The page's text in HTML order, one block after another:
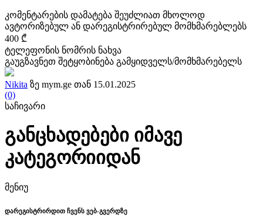
კომენტარების დამატება შეუძლიათ მხოლოდ
ავტორიზებულ ან დარეგისტრირებულ მომხმარებლებს
400 ₾
ტელეფონის ნომრის ნახვა
გაუგზავნეთ შეტყობინება გამყიდველს/მომხმარებელს
Nikita ზე mym.ge თან 15.01.2025
(0)
საჩივარი
განცხადებები იმავე
კატეგორიიდან
მენიუ
დარეგისტრირდით ჩვენს ვებ-გვერდზე